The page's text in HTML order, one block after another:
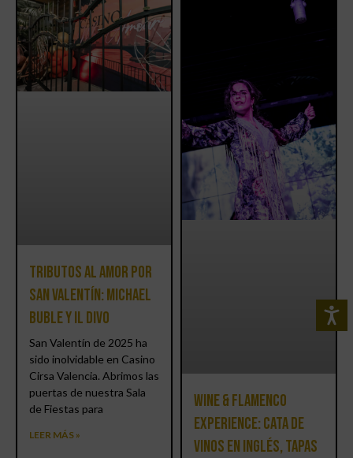
Tributos al amor por
San Valentín: Michael
Buble y IL DIVO
San Valentín de 2025 ha
sido inolvidable en Casino
Cirsa Valencia. Abrimos las
puertas de nuestra Sala
de Fiestas para
LEER MÁS »
Wine & Flamenco
Experience: Cata de
vinos en inglés, tapas